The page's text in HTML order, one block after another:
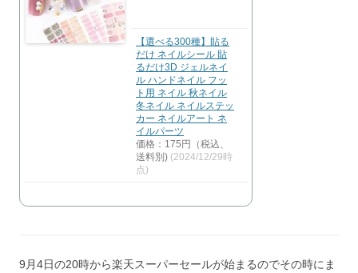
【選べる300種】貼る
だけ ネイルシール 貼
るだけ3D ジェルネイ
ル ハンドネイル フッ
ト用 ネイル 秋ネイル
冬ネイル ネイルステッ
カー ネイルアート ネ
イルパーツ
価格：175円（税込、
送料別) (2024/12/29時
点)
9月4日の20時から楽天スーパーセールが始まるのでその時にま